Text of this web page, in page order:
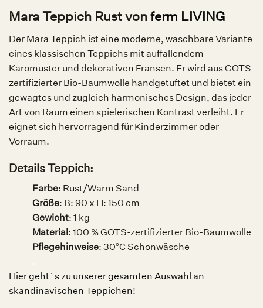
Mara Teppich Rust vonferm LIVING
Der Mara Teppich ist eine moderne, waschbare Variante
eines klassischen Teppichs mit auffallendem
Karomuster und dekorativen Fransen. Er wird aus GOTS
zertifizierter Bio-Baumwolle handgetuftet und bietet ein
gewagtes und zugleich harmonisches Design, das jeder
Art von Raum einen spielerischen Kontrast verleiht. Er
eignet sich hervorragend für Kinderzimmer oder
Vorraum.
Details Teppich:
Farbe: Rust/Warm Sand
Größe: B: 90 x H: 150 cm
Gewicht: 1 kg
Material: 100 % GOTS-zertifizierter Bio-Baumwolle
Pflegehinweise: 30°C Schonwäsche
Hier geht´s zu unserer gesamten Auswahl an
skandinavischen Teppichen!